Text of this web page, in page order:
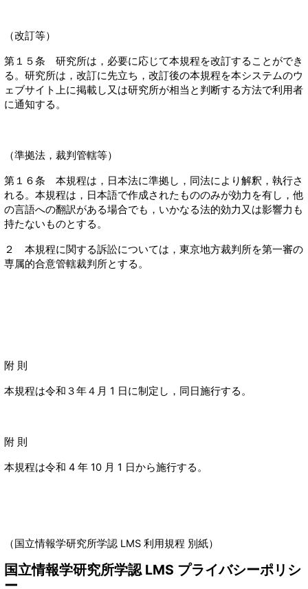
（改訂等）
第１５条 研究所は，必要に応じて本規程を改訂することができ
る。研究所は，改訂に先立ち，改訂後の本規程を本システムのウ
ェブサイト上に掲載し又は研究所が相当と判断する方法で利用者
に通知する。
（準拠法，裁判管轄等）
第１６条 本規程は，日本法に準拠し，同法により解釈，執行さ
れる。本規程は，日本語で作成されたもののみが効力を有し，他
の言語への翻訳がある場合でも，いかなる法的効力又は影響力も
持たないものとする。
２ 本規程に関する訴訟については，東京地方裁判所を第一審の
専属的合意管轄裁判所とする。
附 則
本規程は令和３年４月 1 日に制定し，同日施行する。
附 則
本規程は令和 4 年 10 月 1 日から施行する。
（国立情報学研究所学認 LMS 利用規程 別紙）
国立情報学研究所学認 LMS プライバシーポリシ
ー